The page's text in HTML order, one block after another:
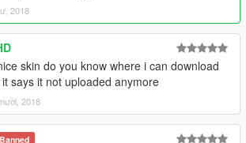
2018
skin do you know where i can download
says it not uploaded anymore
2018
Banned